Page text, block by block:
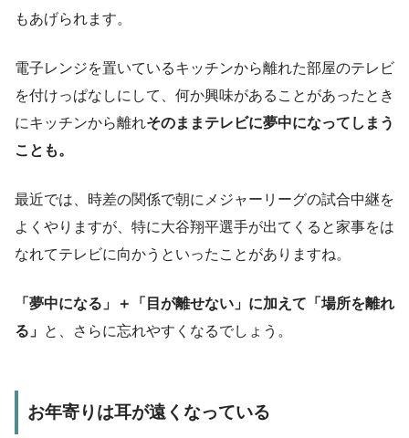
もあげられます。
電子レンジを置いているキッチンから離れた部屋のテレビ
を付けっぱなしにして、何か興味があることがあったとき
にキッチンから離れそのままテレビに夢中になってしまう
ことも。
最近では、時差の関係で朝にメジャーリーグの試合中継を
よくやりますが、特に大谷翔平選手が出てくると家事をは
なれてテレビに向かうといったことがありますね。
「夢中になる」＋「目が離せない」に加えて「場所を離れ
る」 と、さらに忘れやすくなるでしょう。
お年寄りは耳が遠くなっている